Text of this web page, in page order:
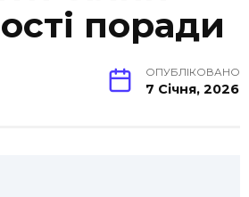
поради
ОПУБЛІКОВАНО
7 Січня, 2026